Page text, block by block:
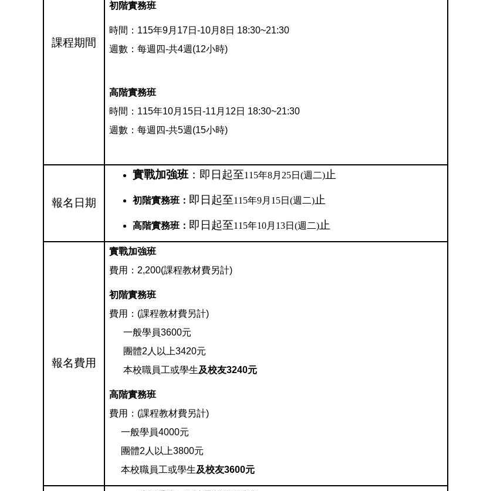
課程期間
初階實務班
時間：115年9月17日-10月8日 18:30~21:30
週數：每週四-共4週(12小時)
高階實務班
時間：115年10月15日-11月12日 18:30~21:30
週數：每週四-共5週(15小時)
報名日期
實戰加強班：即日起至115年8月25日(週二)止
初階實務班： 即日起至115年9月15日(週二)止
高階實務班： 即日起至115年10月13日(週二)止
報名費用
實戰加強班
費用：2,200(課程教材費另計)
初階實務班
費用：(課程教材費另計)
一般學員3600元
團體2人以上3420元
本校職員工或學生及校友3240元
高階實務班
費用：(課程教材費另計)
一般學員4000元
團體2人以上3800元
本校職員工或學生及校友3600元